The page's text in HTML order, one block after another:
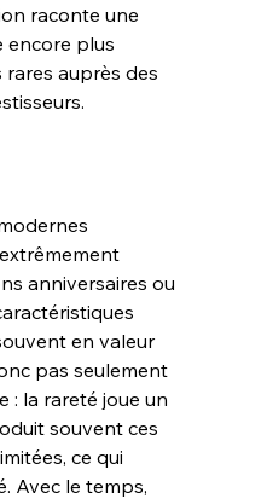
raconte une
encore plus
rares auprès des
anniversaires ou
en valeur
pas seulement
: la rareté joue un
souvent ces
ce qui
Avec le temps,